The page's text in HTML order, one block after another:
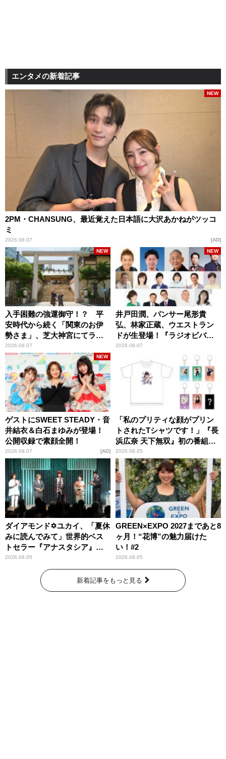
エンタメの新着記事
2PM・CHANSUNG、最近覚えた日本語に大沢あかねがツッコ
ミ
2026.08.07
NEW
AD
入手困難の強運御守！？ 平
安時代から続く「関東のお伊
勢さま」、芝大神宮にてラン
パンプスが合格祈願！
2026.08.07
NEW
井戸田潤、パンサー尾形貴
弘、林家正蔵、ウエストラン
ドが生登場！『ラジオビバリ
ー昼ズ』
2026.08.07
NEW
ゲストにSWEET STEADY・音
井結衣＆白石まゆみが登場！
公開収録で素顔全開！
2026.08.07
NEW
AD
「私のプリティな顔がプリン
トされたTシャツです！」『長
浜広奈 天下無双』初の番組グ
ッズ発売
2026.08.05
ダイアモンド✡ユカイ、「夏休
みに読んでみて」世界的ベス
トセラー『アナスタシア』を
紹介
2026.08.05
GREEN×EXPO 2027まであと8
ヶ月！“花博”の魅力届けた
い！#2
2026.08.05
新着記事をもっと見る